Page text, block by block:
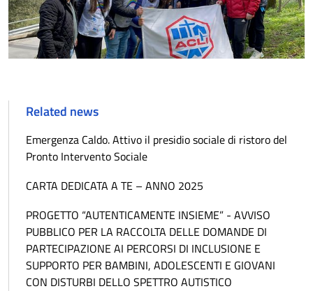
Related news
Emergenza Caldo. Attivo il presidio sociale di ristoro del
Pronto Intervento Sociale
CARTA DEDICATA A TE – ANNO 2025
PROGETTO “AUTENTICAMENTE INSIEME” - AVVISO
PUBBLICO PER LA RACCOLTA DELLE DOMANDE DI
PARTECIPAZIONE AI PERCORSI DI INCLUSIONE E
SUPPORTO PER BAMBINI, ADOLESCENTI E GIOVANI
CON DISTURBI DELLO SPETTRO AUTISTICO